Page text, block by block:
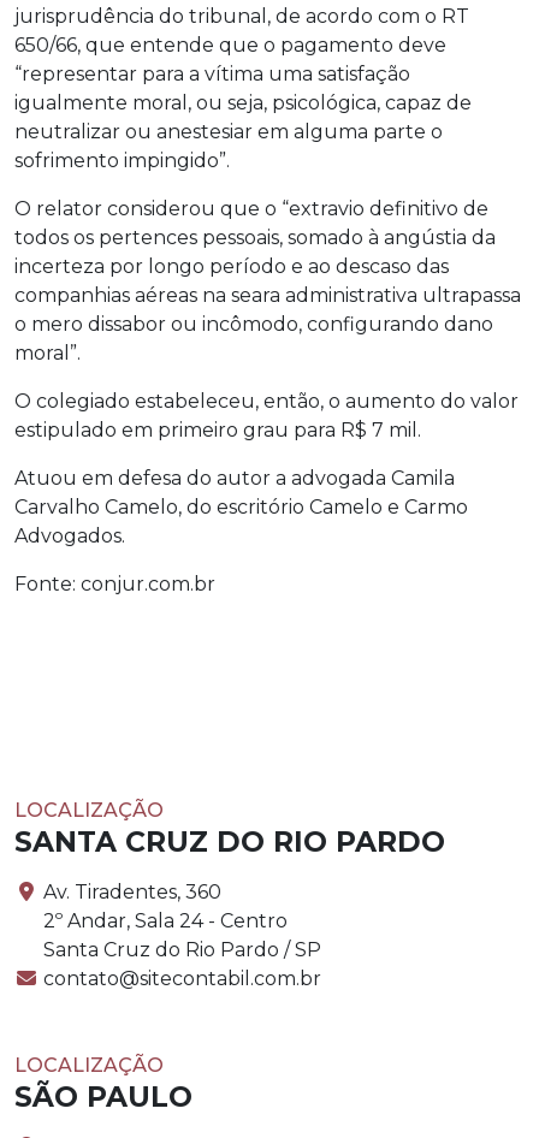
jurisprudência do tribunal, de acordo com o RT
650/66, que entende que o pagamento deve
“representar para a vítima uma satisfação
igualmente moral, ou seja, psicológica, capaz de
neutralizar ou anestesiar em alguma parte o
sofrimento impingido”.
O relator considerou que o “extravio definitivo de
todos os pertences pessoais, somado à angústia da
incerteza por longo período e ao descaso das
companhias aéreas na seara administrativa ultrapassa
o mero dissabor ou incômodo, configurando dano
moral”.
O colegiado estabeleceu, então, o aumento do valor
estipulado em primeiro grau para R$ 7 mil.
Atuou em defesa do autor a advogada Camila
Carvalho Camelo, do escritório Camelo e Carmo
Advogados.
Fonte: conjur.com.br
LOCALIZAÇÃO
SANTA CRUZ DO RIO PARDO
Av. Tiradentes, 360
2º Andar, Sala 24 - Centro
Santa Cruz do Rio Pardo / SP
contato@sitecontabil.com.br
LOCALIZAÇÃO
SÃO PAULO